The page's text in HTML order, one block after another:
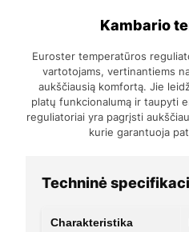
Kambario
Euroster temperatūros
vartotojams, vertinantiems
aukščiausią komfortą. Jie
platų funkcionalumą ir taupyti
reguliatoriai yra pagrįsti
kurie garantuoja
Techninė
Charakteristika